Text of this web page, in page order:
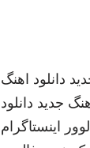
دانلود اهنگ
جدید دانلود
اینستاگرام